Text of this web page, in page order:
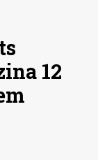
12